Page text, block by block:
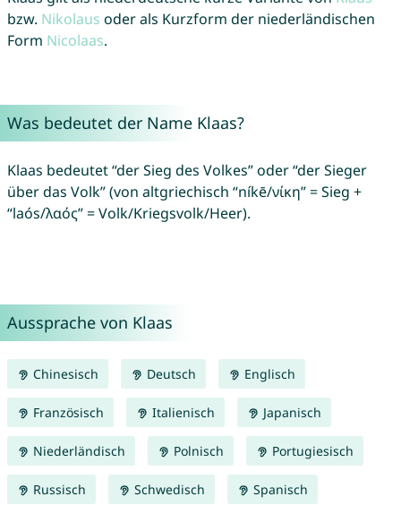
bzw. Nikolaus oder als Kurzform der niederländischen
Form Nicolaas.
Was bedeutet der Name Klaas?
Klaas bedeutet “der Sieg des Volkes” oder “der Sieger
über das Volk” (von altgriechisch “níkē/νίκη” = Sieg +
“laós/λαός” = Volk/Kriegsvolk/Heer).
Aussprache von Klaas
Chinesisch Deutsch Englisch
Französisch Italienisch Japanisch
Niederländisch Polnisch Portugiesisch
Russisch Schwedisch Spanisch